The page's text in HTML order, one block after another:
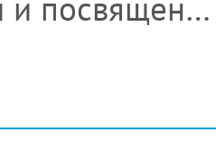
и посвящен…